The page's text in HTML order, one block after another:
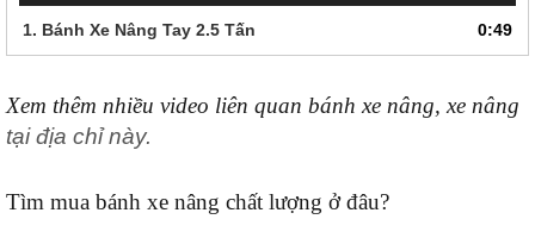
1. Bánh Xe Nâng Tay 2.5 Tấn 0:49
Xem thêm nhiều video liên quan bánh xe nâng, xe nâng
tại địa chỉ này.
Tìm mua bánh xe nâng chất lượng ở đâu?